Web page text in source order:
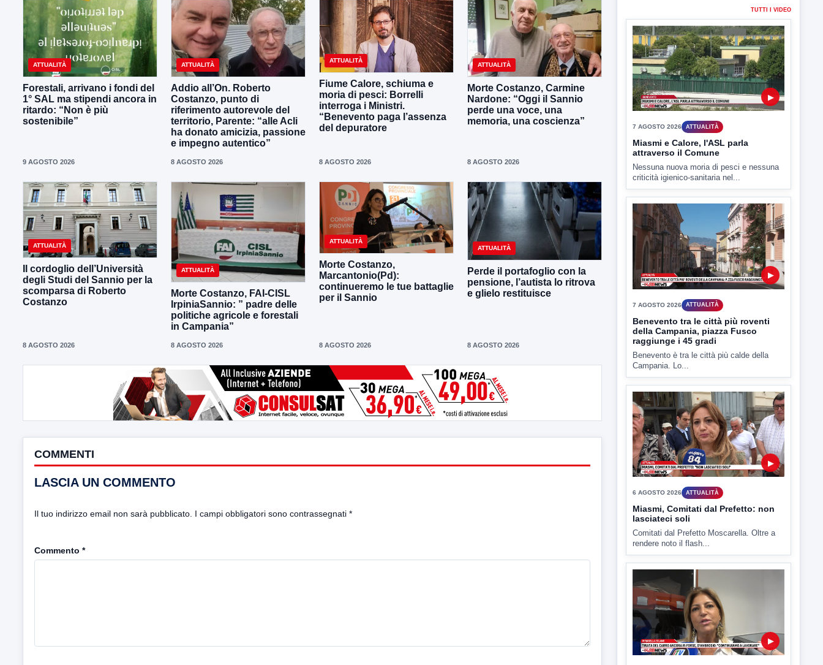
ATTUALITÀ
Forestali, arrivano i fondi del
1° SAL ma stipendi ancora in
ritardo: “Non è più
sostenibile”
9 AGOSTO 2026
ATTUALITÀ
Addio all’On. Roberto
Costanzo, punto di
riferimento autorevole del
territorio, Parente: “alle Acli
ha donato amicizia, passione
e impegno autentico”
8 AGOSTO 2026
ATTUALITÀ
Fiume Calore, schiuma e
moria di pesci: Borrelli
interroga i Ministri.
“Benevento paga l’assenza
del depuratore
8 AGOSTO 2026
ATTUALITÀ
Morte Costanzo, Carmine
Nardone: “Oggi il Sannio
perde una voce, una
memoria, una coscienza”
8 AGOSTO 2026
ATTUALITÀ
Il cordoglio dell’Università
degli Studi del Sannio per la
scomparsa di Roberto
Costanzo
8 AGOSTO 2026
ATTUALITÀ
Morte Costanzo, FAI-CISL
IrpiniaSannio: ” padre delle
politiche agricole e forestali
in Campania”
8 AGOSTO 2026
ATTUALITÀ
Morte Costanzo,
Marcantonio(Pd):
continueremo le tue battaglie
per il Sannio
8 AGOSTO 2026
ATTUALITÀ
Perde il portafoglio con la
pensione, l’autista lo ritrova
e glielo restituisce
8 AGOSTO 2026
COMMENTI
LASCIA UN COMMENTO
Il tuo indirizzo email non sarà pubblicato. I campi obbligatori sono contrassegnati *
Commento *
TUTTI I VIDEO
▶
7 AGOSTO 2026 ATTUALITÀ
Miasmi e Calore, l'ASL parla
attraverso il Comune
Nessuna nuova moria di pesci e nessuna
criticità igienico-sanitaria nel...
▶
7 AGOSTO 2026 ATTUALITÀ
Benevento tra le città più roventi
della Campania, piazza Fusco
raggiunge i 45 gradi
Benevento è tra le città più calde della
Campania. Lo...
▶
6 AGOSTO 2026 ATTUALITÀ
Miasmi, Comitati dal Prefetto: non
lasciateci soli
Comitati dal Prefetto Moscarella. Oltre a
rendere noto il flash...
▶